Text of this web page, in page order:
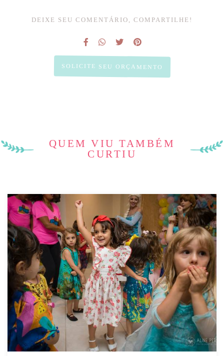
DEIXE SEU COMENTÁRIO, COMPARTILHE!
SOLICITE SEU ORÇAMENTO
QUEM VIU TAMBÉM
CURTIU